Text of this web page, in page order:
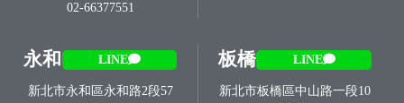
02-66377551
永和 LINE
新北市永和區永和路2段57
板橋 LINE
新北市板橋區中山路一段10